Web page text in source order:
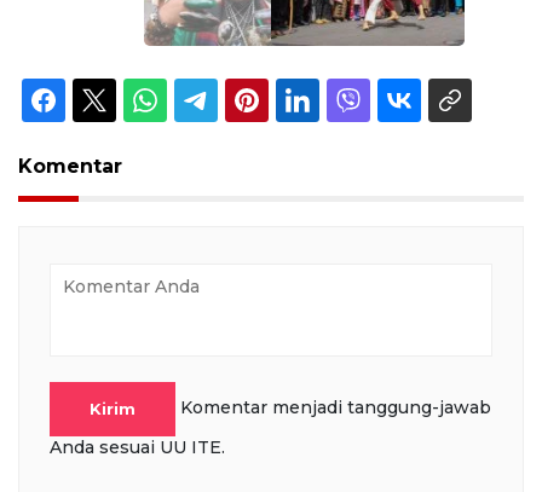
Komentar
Kirim
Komentar menjadi tanggung-jawab
Anda sesuai UU ITE.